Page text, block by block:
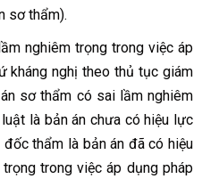
sơ thẩm).
nghiêm trọng trong việc áp
kháng nghị theo thủ tục giám
sơ thẩm có sai lầm nghiêm
là bản án chưa có hiệu lực
thẩm là bản án đã có hiệu
trong việc áp dụng pháp